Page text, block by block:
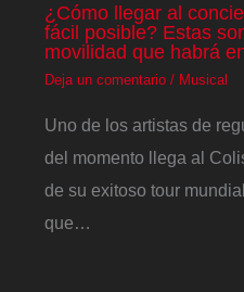
¿Cómo llegar al
fácil posible? Estas
movilidad que habrá
Deja un comentario / Musical
Uno de los artistas de
del momento llega al
de su exitoso tour
que…